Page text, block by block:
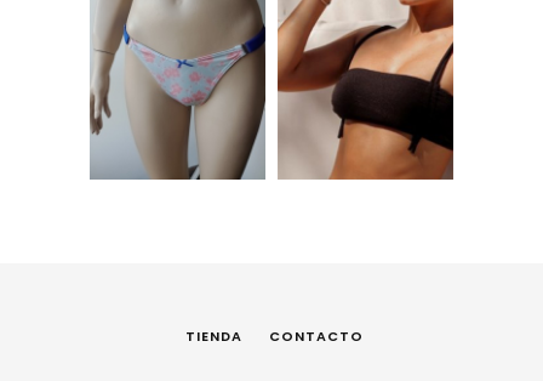
Bombi tela de bikini
– Estampa flores
6.000,00
Bikini top Negro –
MALEM
$15.004,00
TIENDA CONTACTO